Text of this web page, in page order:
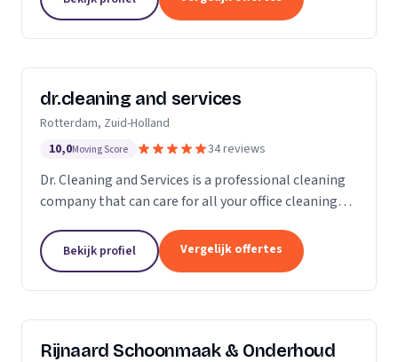
we ons door het leveren van...
dr.cleaning and services
Rotterdam, Zuid-Holland
10,0Moving Score 34 reviews
Dr. Cleaning and Services is a professional cleaning
company that can care for all your office cleaning
general cleaning to deep cleaning, so you can...
Bekijk profiel Vergelijk offertes
Rijnaard Schoonmaak & Onderhoud